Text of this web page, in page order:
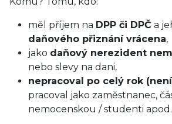
měl příjem na DPP či DPČ a
daňového přiznání vrácena,
jako daňový nerezident
nebo slevy na dani,
nepracoval po celý rok
pracoval jako zaměstnanec,
nemocenskou / studenti apod.